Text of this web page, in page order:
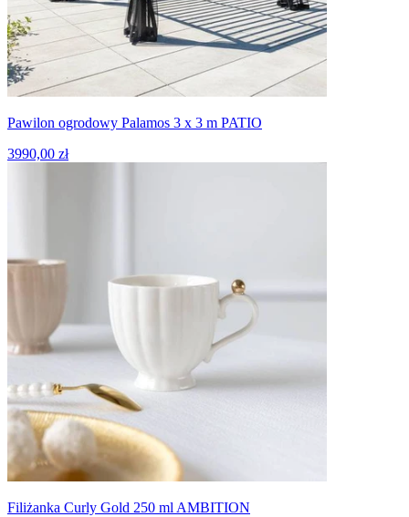
Pawilon ogrodowy Palamos 3 x 3 m PATIO
3990,00 zł
Filiżanka Curly Gold 250 ml AMBITION